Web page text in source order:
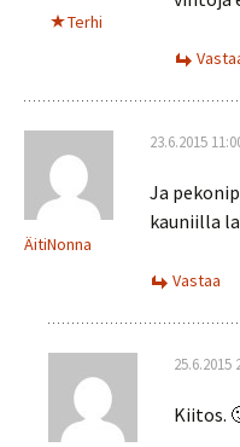
Terhi
ÄitiNonna
23.6.2015
Ja
kauniilla
Vastaa
25.6.2015
Kiitos.